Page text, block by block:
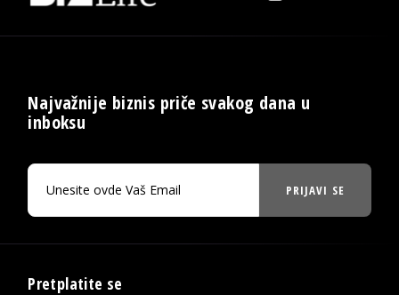
Najvažnije biznis priče svakog dana u
inboksu
PRIJAVI SE
Pretplatite se